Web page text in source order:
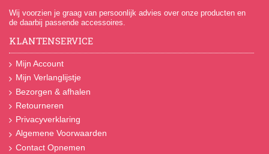
Wij voorzien je graag van persoonlijk advies over onze producten en
de daarbij passende accessoires.
KLANTENSERVICE
Mijn Account
Mijn Verlanglijstje
Bezorgen & afhalen
Retourneren
Privacyverklaring
Algemene Voorwaarden
Contact Opnemen